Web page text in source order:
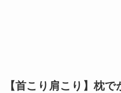
【首こり肩こり】枕